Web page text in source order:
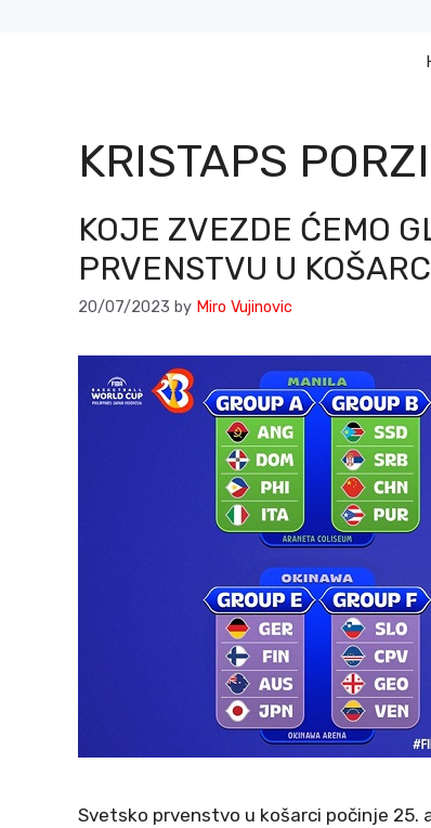
KRISTAPS
KOJE ZVEZDE ĆEMO
PRVENSTVU U
20/07/2023 by Miro Vujinovic
Svetsko prvenstvo u košarci počinje